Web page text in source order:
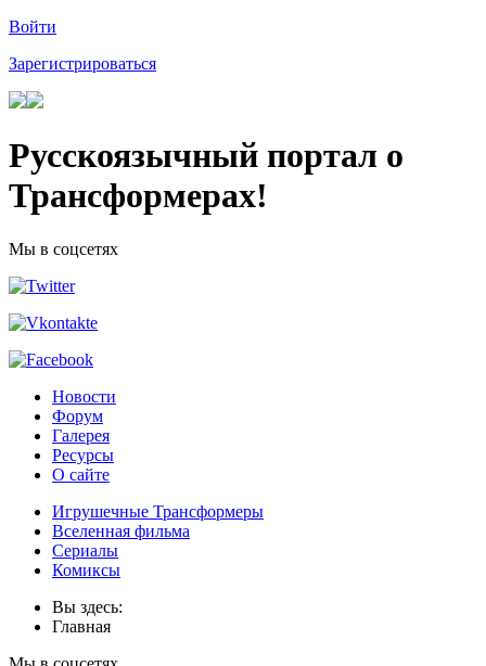
Войти
Зарегистрироваться
Русскоязычный портал о
Трансформерах!
Мы в соцсетях
Новости
Форум
Галерея
Ресурсы
О сайте
Игрушечные Трансформеры
Вселенная фильма
Сериалы
Комиксы
Вы здесь:
Главная